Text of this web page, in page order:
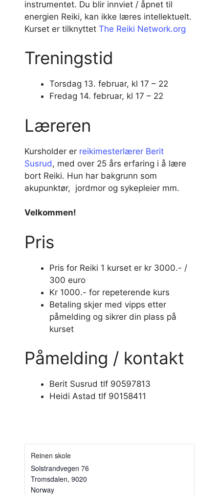
instrumentet. Du blir innviet / åpnet til
energien Reiki, kan ikke læres intellektuelt.
Kurset er tilknyttet The Reiki Network.org
Treningstid
Torsdag 13. februar, kl 17 – 22
Fredag 14. februar, kl 17 – 22
Læreren
Kursholder er reikimesterlærer Berit
Susrud, med over 25 års erfaring i å lære
bort Reiki. Hun har bakgrunn som
akupunktør, jordmor og sykepleier mm.
Velkommen!
Pris
Pris for Reiki 1 kurset er kr 3000.- /
300 euro
Kr 1000.- for repeterende kurs
Betaling skjer med vipps etter
påmelding og sikrer din plass på
kurset
Påmelding / kontakt
Berit Susrud tlf 90597813
Heidi Astad tlf 90158411
Reinen skole
Solstrandvegen 76
Tromsdalen, 9020
Norway